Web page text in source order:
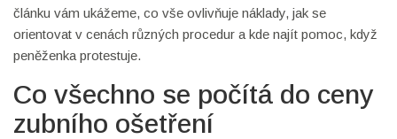
článku vám ukážeme, co vše ovlivňuje náklady, jak se
orientovat v cenách různých procedur a kde najít pomoc, když
peněženka protestuje.
Co všechno se počítá do ceny
zubního ošetření